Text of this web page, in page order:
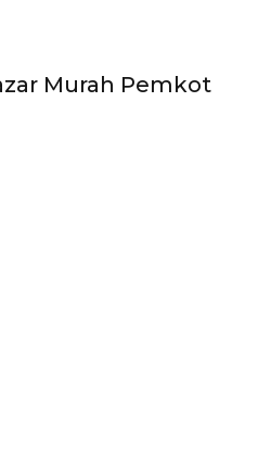
Murah Pemkot